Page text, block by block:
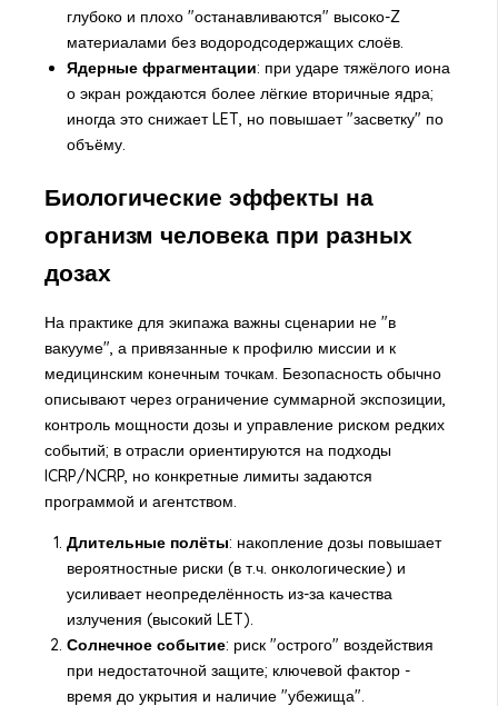
глубоко и плохо "останавливаются" высоко-Z
материалами без водородсодержащих слоёв.
Ядерные фрагментации: при ударе тяжёлого иона
о экран рождаются более лёгкие вторичные ядра;
иногда это снижает LET, но повышает "засветку" по
объёму.
Биологические эффекты на
организм человека при разных
дозах
На практике для экипажа важны сценарии не "в
вакууме", а привязанные к профилю миссии и к
медицинским конечным точкам. Безопасность обычно
описывают через ограничение суммарной экспозиции,
контроль мощности дозы и управление риском редких
событий; в отрасли ориентируются на подходы
ICRP/NCRP, но конкретные лимиты задаются
программой и агентством.
Длительные полёты: накопление дозы повышает
вероятностные риски (в т.ч. онкологические) и
усиливает неопределённость из-за качества
излучения (высокий LET).
Солнечное событие: риск "острого" воздействия
при недостаточной защите; ключевой фактор -
время до укрытия и наличие "убежища".